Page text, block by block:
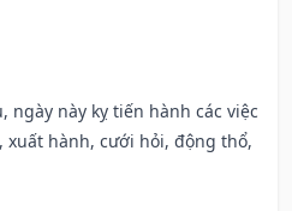
ngày này kỵ tiến hành các việc
hành, cưới hỏi, động thổ,